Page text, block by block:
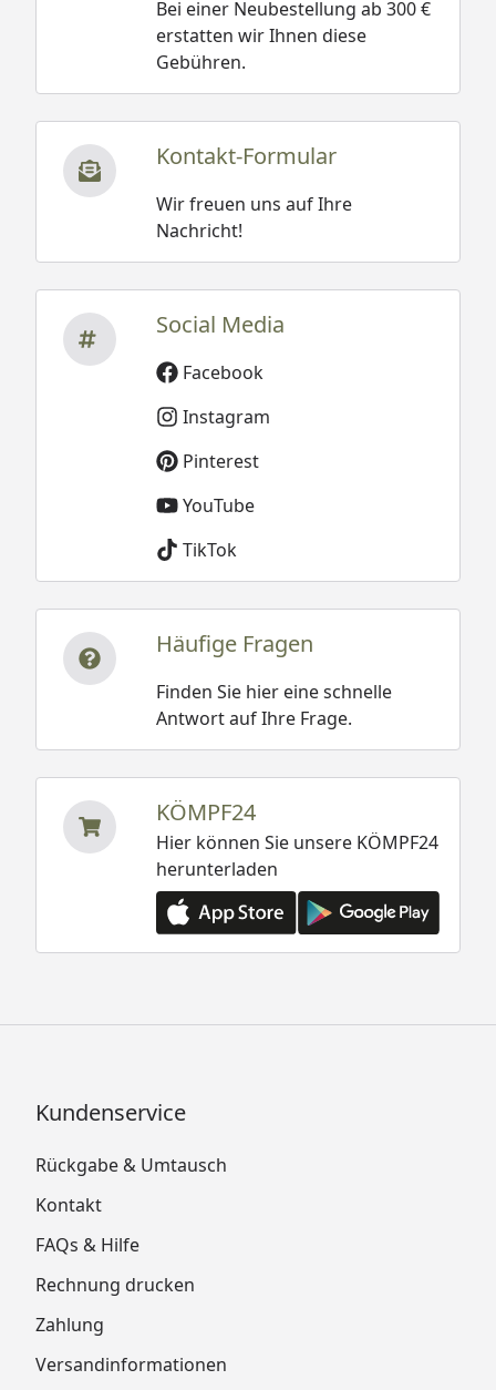
Bei einer Neubestellung ab 300 €
erstatten wir Ihnen diese
Gebühren.
Kontakt-Formular
Wir freuen uns auf Ihre
Nachricht!
Social Media
Facebook
Instagram
Pinterest
YouTube
TikTok
Häufige Fragen
Finden Sie hier eine schnelle
Antwort auf Ihre Frage.
KÖMPF24
Hier können Sie unsere KÖMPF24
herunterladen
Kundenservice
Rückgabe & Umtausch
Kontakt
FAQs & Hilfe
Rechnung drucken
Zahlung
Versandinformationen